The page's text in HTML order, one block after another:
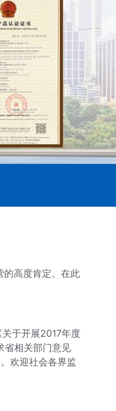
的高度肯定。在此
于开展2017年度
省相关部门意见
欢迎社会各界监